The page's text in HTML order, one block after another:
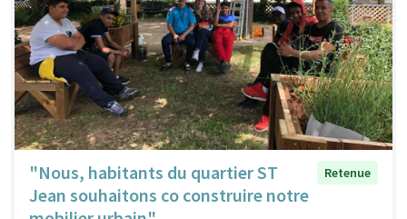
"Nous, habitants du quartier ST
Jean souhaitons co construire notre
Retenue